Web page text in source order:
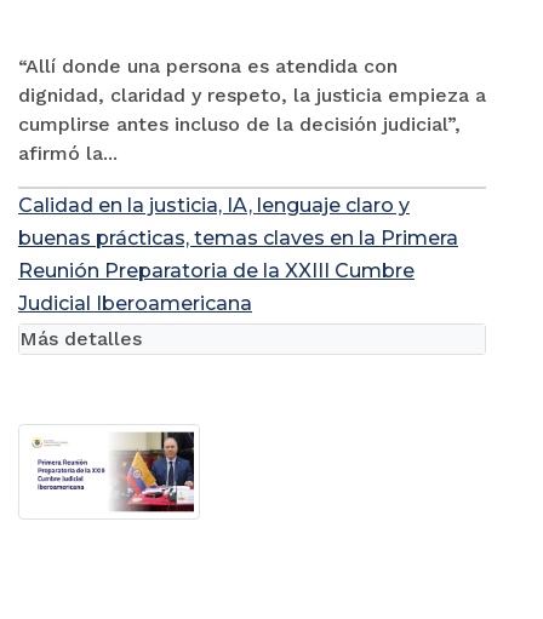
“Allí donde una persona es atendida con
dignidad, claridad y respeto, la justicia empieza a
cumplirse antes incluso de la decisión judicial”,
afirmó la...
Calidad en la justicia, IA, lenguaje claro y
buenas prácticas, temas claves en la Primera
Reunión Preparatoria de la XXIII Cumbre
Judicial Iberoamericana
Más detalles